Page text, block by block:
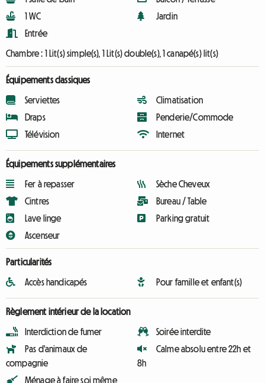
1 WC
Entrée
Jardin
Chambre : 1 Lit(s) simple(s), 1 Lit(s) double(s), 1 canapé(s) lit(s)
Équipements classiques
Serviettes
Draps
Télévision
Climatisation
Penderie/Commode
Internet
Équipements supplémentaires
Fer à repasser
Cintres
Lave linge
Ascenseur
Sèche Cheveux
Bureau / Table
Parking gratuit
Particularités
Accès handicapés Pour famille et enfant(s)
Règlement intérieur de la location
Interdiction de fumer
Pas d'animaux de
compagnie
Ménage à faire soi même
Soirée interdite
Calme absolu entre 22h et
8h